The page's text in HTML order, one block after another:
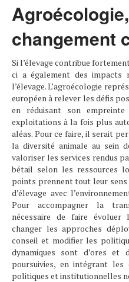
changement
Si l’élevage contribue
ci a également des impacts
l’élevage. L’agroécologie
européen à relever les défis
en réduisant son
exploitations à la fois plus
aléas. Pour ce faire, il serait
la diversité animale au sein
valoriser les services rendus
bétail selon les ressources
points prennent tout leur sens
d’élevage avec
Pour accompagner la
nécessaire de faire évoluer
changer les approches
conseil et modifier les
dynamiques sont d’ores
poursuivies, en intégrant les
politiques et institutionnelles